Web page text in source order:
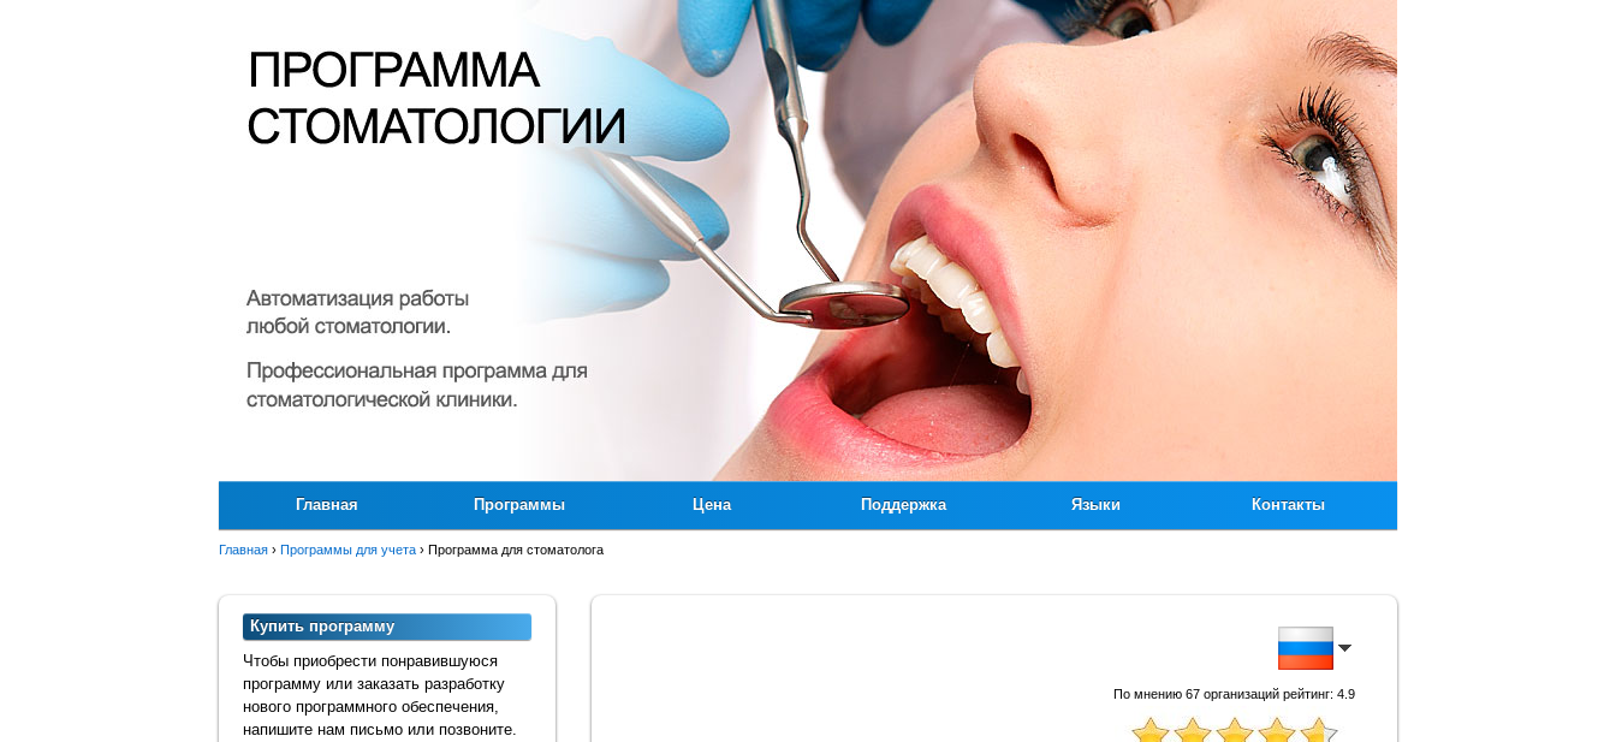
Главная Программы Цена Поддержка Языки Контакты
Главная › Программы для учета › Программа для стоматолога
По мнению 67 организаций рейтинг: 4.9
Купить программу
Чтобы приобрести понравившуюся
программу или заказать разработку
нового программного обеспечения,
напишите нам письмо или позвоните.